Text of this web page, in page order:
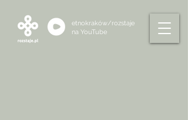
etnokraków/rozstaje
na YouTube